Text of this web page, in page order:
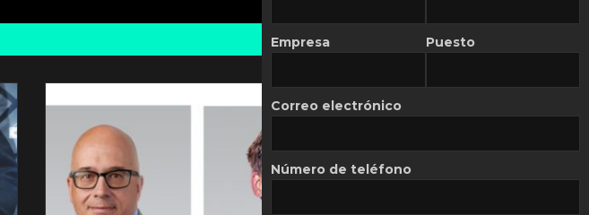
REDACCIÓN LATAM
Empresa Puesto
Correo electrónico
Número de teléfono